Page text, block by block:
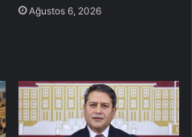
Ağustos 6, 2026